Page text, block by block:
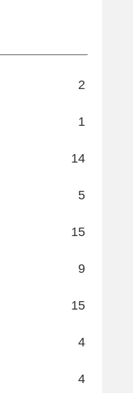
2
1
14
5
15
9
15
4
4